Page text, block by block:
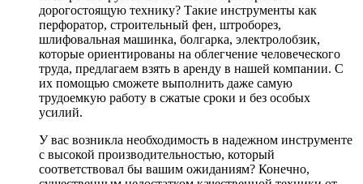
дорогостоящую технику? Такие инструменты как
перфоратор, строительный фен, штроборез,
шлифовальная машинка, болгарка, электролобзик,
которые ориентированы на облегчение человеческого
труда, предлагаем взять в аренду в нашей компании. С
их помощью сможете выполнить даже самую
трудоемкую работу в сжатые сроки и без особых
усилий.
У вас возникла необходимость в надежном инструменте
с высокой производительностью, который
соответствовал бы вашим ожиданиям? Конечно,